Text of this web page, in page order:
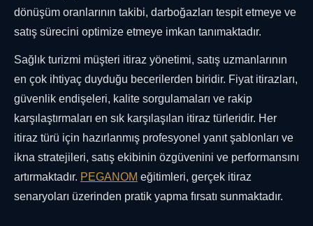
dönüşüm oranlarının takibi, darboğazları tespit etmeye ve
satış sürecini optimize etmeye imkan tanımaktadır.
Sağlık turizmi müşteri itiraz yönetimi, satış uzmanlarının
en çok ihtiyaç duyduğu becerilerden biridir. Fiyat itirazları,
güvenlik endişeleri, kalite sorgulamaları ve rakip
karşılaştırmaları en sık karşılaşılan itiraz türleridir. Her
itiraz türü için hazırlanmış profesyonel yanıt şablonları ve
ikna stratejileri, satış ekibinin özgüvenini ve performansını
artırmaktadır. PEGANOM eğitimleri, gerçek itiraz
senaryoları üzerinden pratik yapma fırsatı sunmaktadır.